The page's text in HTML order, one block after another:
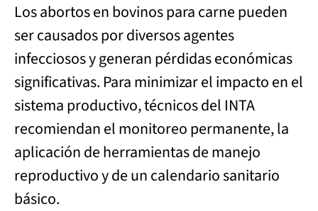
Los abortos en bovinos para carne pueden
ser causados por diversos agentes
infecciosos y generan pérdidas económicas
significativas. Para minimizar el impacto en el
sistema productivo, técnicos del INTA
recomiendan el monitoreo permanente, la
aplicación de herramientas de manejo
reproductivo y de un calendario sanitario
básico.